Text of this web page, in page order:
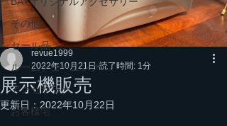
その他
セール品
ルームチューニング
アクセサリー
お客様宅
展示機販売
revue1999
2022年10月21日 読了時間: 1分
更新日：2022年10月22日